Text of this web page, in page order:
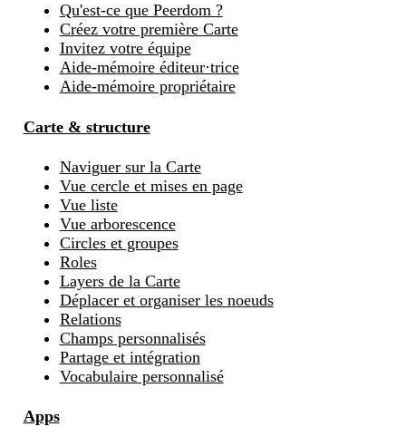
Qu'est-ce que Peerdom ?
Créez votre première Carte
Invitez votre équipe
Aide-mémoire éditeur·trice
Aide-mémoire propriétaire
Carte & structure
Naviguer sur la Carte
Vue cercle et mises en page
Vue liste
Vue arborescence
Circles et groupes
Roles
Layers de la Carte
Déplacer et organiser les noeuds
Relations
Champs personnalisés
Partage et intégration
Vocabulaire personnalisé
Apps